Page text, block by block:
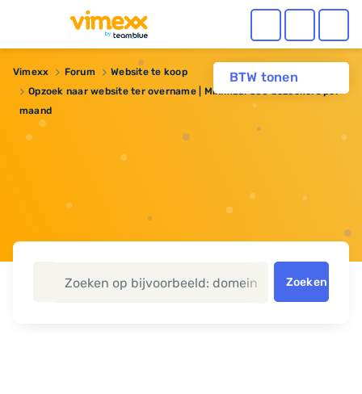
BTW tonen
Vimexx Forum
Website te koop
Opzoek naar website ter overname | Minimaal 500 bezoekers per
maand
Zoeken